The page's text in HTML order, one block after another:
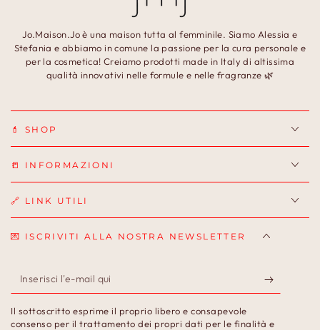
Jo.Maison.Jo è una maison tutta al femminile. Siamo Alessia e
Stefania e abbiamo in comune la passione per la cura personale e
per la cosmetica! Creiamo prodotti made in Italy di altissima
qualità innovativi nelle formule e nelle fragranze 🌿
💄 SHOP
📒 INFORMAZIONI
🔗 LINK UTILI
💌 ISCRIVITI ALLA NOSTRA NEWSLETTER
Inserisci
l'e-
mail
Il sottoscritto esprime il proprio libero e consapevole
consenso per il trattamento dei propri dati per le finalità e